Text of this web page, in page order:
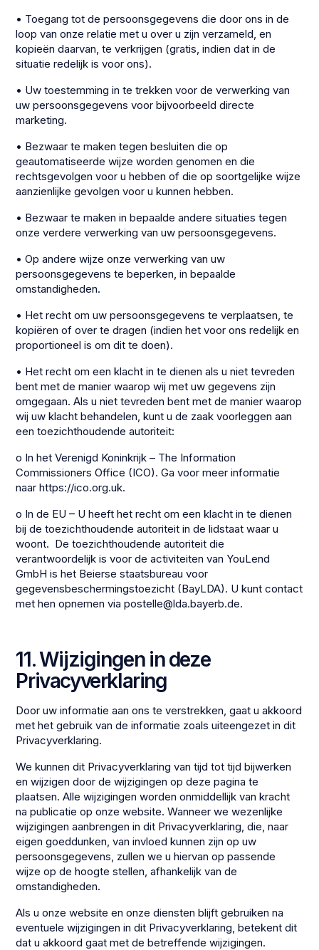
• Toegang tot de persoonsgegevens die door ons in de
loop van onze relatie met u over u zijn verzameld, en
kopieën daarvan, te verkrijgen (gratis, indien dat in de
situatie redelijk is voor ons).
• Uw toestemming in te trekken voor de verwerking van
uw persoonsgegevens voor bijvoorbeeld directe
marketing.
• Bezwaar te maken tegen besluiten die op
geautomatiseerde wijze worden genomen en die
rechtsgevolgen voor u hebben of die op soortgelijke wijze
aanzienlijke gevolgen voor u kunnen hebben.
• Bezwaar te maken in bepaalde andere situaties tegen
onze verdere verwerking van uw persoonsgegevens.
• Op andere wijze onze verwerking van uw
persoonsgegevens te beperken, in bepaalde
omstandigheden.
• Het recht om uw persoonsgegevens te verplaatsen, te
kopiëren of over te dragen (indien het voor ons redelijk en
proportioneel is om dit te doen).
• Het recht om een klacht in te dienen als u niet tevreden
bent met de manier waarop wij met uw gegevens zijn
omgegaan. Als u niet tevreden bent met de manier waarop
wij uw klacht behandelen, kunt u de zaak voorleggen aan
een toezichthoudende autoriteit:
o In het Verenigd Koninkrijk – The Information
Commissioners Office (ICO). Ga voor meer informatie
naar https://ico.org.uk.
o In de EU – U heeft het recht om een klacht in te dienen
bij de toezichthoudende autoriteit in de lidstaat waar u
woont. De toezichthoudende autoriteit die
verantwoordelijk is voor de activiteiten van YouLend
GmbH is het Beierse staatsbureau voor
gegevensbeschermingstoezicht (BayLDA). U kunt contact
met hen opnemen via postelle@lda.bayerb.de.
11. Wijzigingen in deze
Privacyverklaring
Door uw informatie aan ons te verstrekken, gaat u akkoord
met het gebruik van de informatie zoals uiteengezet in dit
Privacyverklaring.
We kunnen dit Privacyverklaring van tijd tot tijd bijwerken
en wijzigen door de wijzigingen op deze pagina te
plaatsen. Alle wijzigingen worden onmiddellijk van kracht
na publicatie op onze website. Wanneer we wezenlijke
wijzigingen aanbrengen in dit Privacyverklaring, die, naar
eigen goeddunken, van invloed kunnen zijn op uw
persoonsgegevens, zullen we u hiervan op passende
wijze op de hoogte stellen, afhankelijk van de
omstandigheden.
Als u onze website en onze diensten blijft gebruiken na
eventuele wijzigingen in dit Privacyverklaring, betekent dit
dat u akkoord gaat met de betreffende wijzigingen.